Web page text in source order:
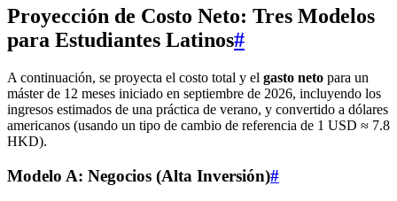
Proyección de Costo Neto: Tres Modelos
para Estudiantes Latinos#
A continuación, se proyecta el costo total y el gasto neto para un
máster de 12 meses iniciado en septiembre de 2026, incluyendo los
ingresos estimados de una práctica de verano, y convertido a dólares
americanos (usando un tipo de cambio de referencia de 1 USD ≈ 7.8
HKD).
Modelo A: Negocios (Alta Inversión)#